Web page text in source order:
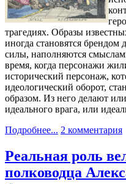
трагедиях. Образы
иногда становятся брендом
силы, наполняются
время, когда персонажи
исторический персонаж,
идеологический оборот,
образом. Из него делают
идеального врага, или
Подробнее... 2 комментария
Реальная роль
полководца